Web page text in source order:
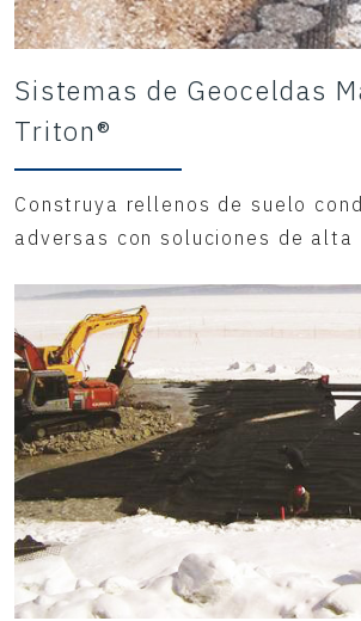
Sistemas de Geoceldas
Triton®
Construya rellenos de suelo
adversas con soluciones de alta